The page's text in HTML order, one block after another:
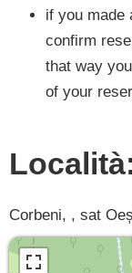
if you made
confirm
that way
of your
Località:
Corbeni, , sat